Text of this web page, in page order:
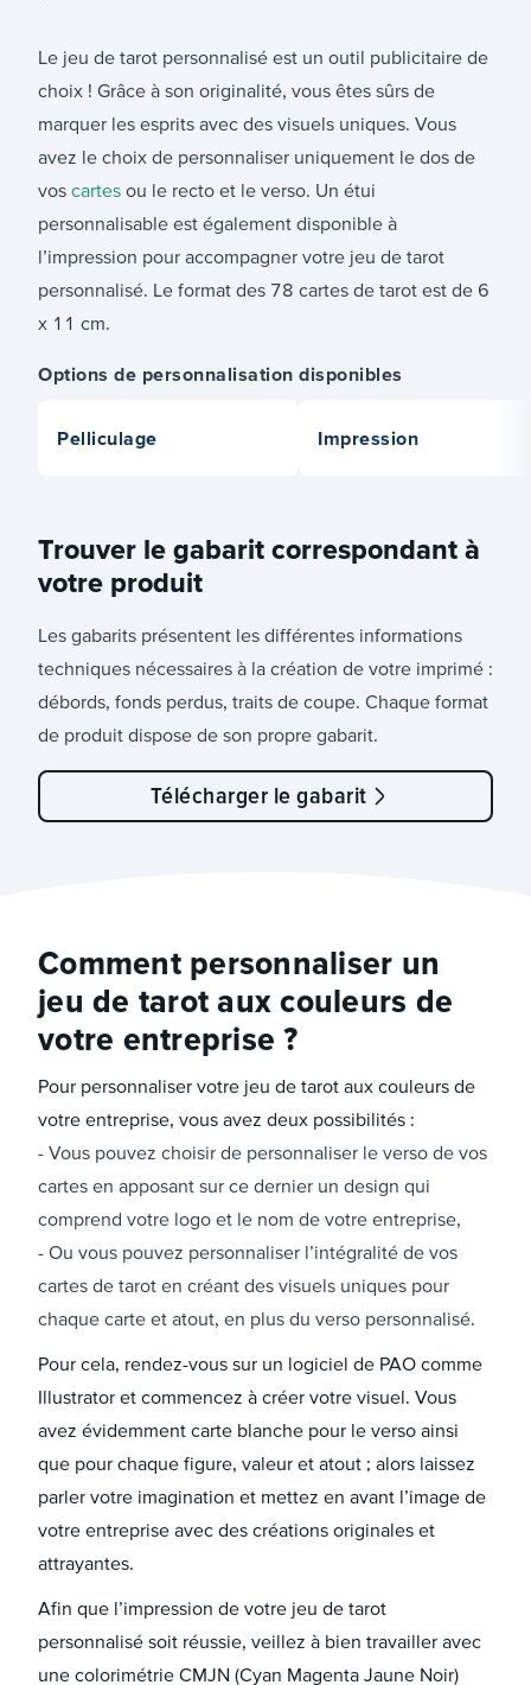
Le jeu de tarot personnalisé est un outil publicitaire de
choix ! Grâce à son originalité, vous êtes sûrs de
marquer les esprits avec des visuels uniques. Vous
avez le choix de personnaliser uniquement le dos de
vos cartes ou le recto et le verso. Un étui
personnalisable est également disponible à
l’impression pour accompagner votre jeu de tarot
personnalisé. Le format des 78 cartes de tarot est de 6
x 11 cm.
Options de personnalisation disponibles
Pelliculage Impression
Trouver le gabarit correspondant à
votre produit
Les gabarits présentent les différentes informations
techniques nécessaires à la création de votre imprimé :
débords, fonds perdus, traits de coupe. Chaque format
de produit dispose de son propre gabarit.
Télécharger le gabarit
Comment personnaliser un
jeu de tarot aux couleurs de
votre entreprise ?
Pour personnaliser votre jeu de tarot aux couleurs de
votre entreprise, vous avez deux possibilités :
Vous pouvez choisir de personnaliser le verso de vos
cartes en apposant sur ce dernier un design qui
comprend votre logo et le nom de votre entreprise,
Ou vous pouvez personnaliser l’intégralité de vos
cartes de tarot en créant des visuels uniques pour
chaque carte et atout, en plus du verso personnalisé.
Pour cela, rendez-vous sur un logiciel de PAO comme
Illustrator et commencez à créer votre visuel. Vous
avez évidemment carte blanche pour le verso ainsi
que pour chaque figure, valeur et atout ; alors laissez
parler votre imagination et mettez en avant l’image de
votre entreprise avec des créations originales et
attrayantes.
Afin que l’impression de votre jeu de tarot
personnalisé soit réussie, veillez à bien travailler avec
une colorimétrie CMJN (Cyan Magenta Jaune Noir)